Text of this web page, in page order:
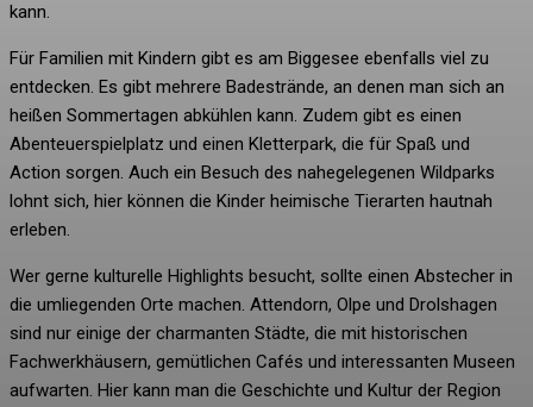
kann.
Für Familien mit Kindern gibt es am Biggesee ebenfalls viel zu
entdecken. Es gibt mehrere Badestrände, an denen man sich an
heißen Sommertagen abkühlen kann. Zudem gibt es einen
Abenteuerspielplatz und einen Kletterpark, die für Spaß und
Action sorgen. Auch ein Besuch des nahegelegenen Wildparks
lohnt sich, hier können die Kinder heimische Tierarten hautnah
erleben.
Wer gerne kulturelle Highlights besucht, sollte einen Abstecher in
die umliegenden Orte machen. Attendorn, Olpe und Drolshagen
sind nur einige der charmanten Städte, die mit historischen
Fachwerkhäusern, gemütlichen Cafés und interessanten Museen
aufwarten. Hier kann man die Geschichte und Kultur der Region